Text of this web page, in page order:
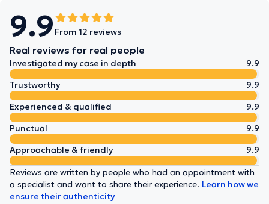
9.9 From 12 reviews
Real reviews for real people
Investigated my case in depth
9.9
Trustworthy
9.9
Experienced & qualified
9.9
Punctual
9.9
Approachable & friendly
9.9
Reviews are written by people who had an appointment with
a specialist and want to share their experience. Learn how we
ensure their authenticity